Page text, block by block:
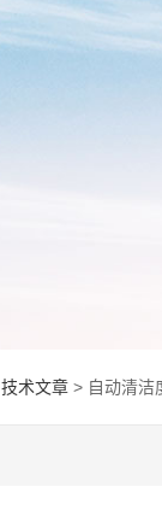
技术文章 > 自动清洁